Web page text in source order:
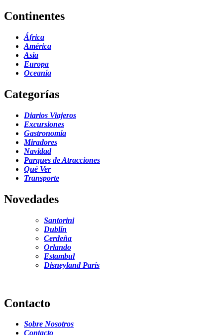
Continentes
África
América
Asia
Europa
Oceanía
Categorías
Diarios Viajeros
Excursiones
Gastronomía
Miradores
Navidad
Parques de Atracciones
Qué Ver
Transporte
Novedades
Santorini
Dublín
Cerdeña
Orlando
Estambul
Disneyland París
Contacto
Sobre Nosotros
Contacto